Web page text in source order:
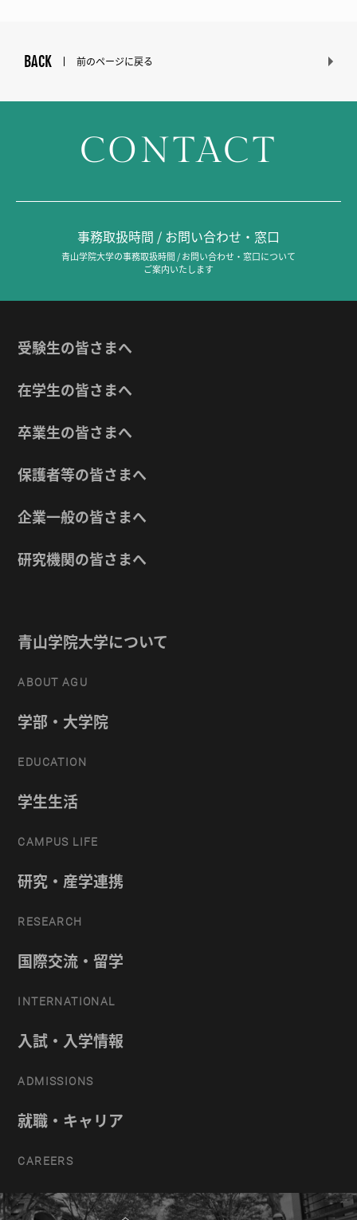
BACK 前のページに戻る
CONTACT
事務取扱時間 / お問い合わせ・窓口
青山学院大学の事務取扱時間 / お問い合わせ・窓口について
ご案内いたします
受験生の皆さまへ
在学生の皆さまへ
卒業生の皆さまへ
保護者等の皆さまへ
企業一般の皆さまへ
研究機関の皆さまへ
青山学院大学について
ABOUT AGU
学部・大学院
EDUCATION
学生生活
CAMPUS LIFE
研究・産学連携
RESEARCH
国際交流・留学
INTERNATIONAL
入試・入学情報
ADMISSIONS
就職・キャリア
CAREERS